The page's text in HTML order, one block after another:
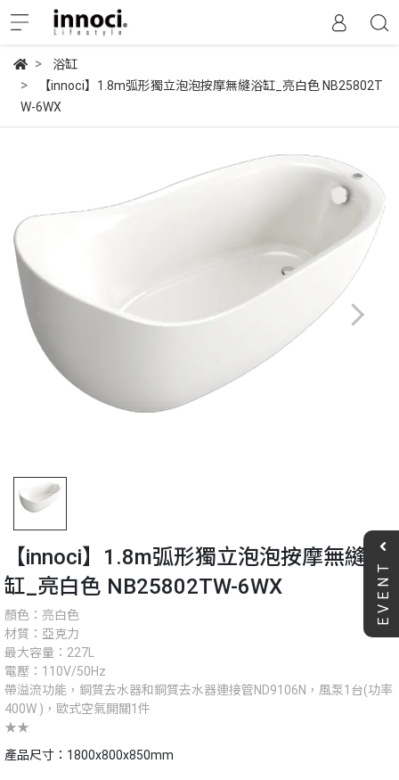
浴缸
【innoci】1.8m弧形獨立泡泡按摩無縫浴缸_亮白色 NB25802T
W-6WX
【innoci】1.8m弧形獨立泡泡按摩無縫浴
缸_亮白色 NB25802TW-6WX
顏色：亮白色
材質：亞克力
最大容量：227L
電壓：110V/50Hz
帶溢流功能，銅質去水器和銅質去水器連接管ND9106N，風泵1台(功率
400W )，歐式空氣開關1件
★★
產品尺寸：1800x800x850mm
EVENT